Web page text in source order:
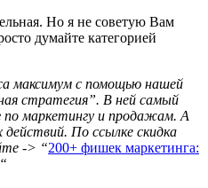
Но я не советую Вам
думайте категорией
максимум с помощью нашей
стратегия”. В ней самый
по маркетингу и продажам. А
По ссылке скидка
-> “200+ фишек маркетинга:
“